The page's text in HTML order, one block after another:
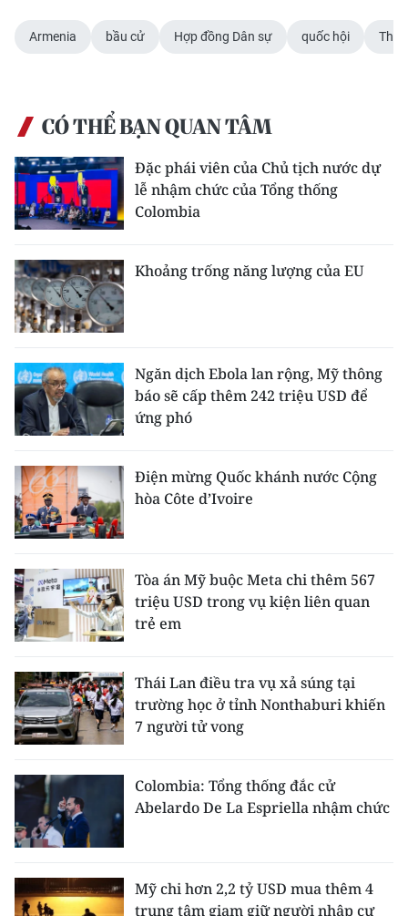
CHUYÊN ĐỀ
CÁC CHUYÊN TRANG
THỜI NAY
NHÂN DÂN CUỐI TUẦN
NHÂN DÂN HẰNG THÁNG
MUA BÁO
ENGLISH
FRANÇAIS
ESPAÑOL
한국어
Armenia bầu cử Hợp đồng Dân sự quốc hội Thủ
CÓ THỂ BẠN QUAN TÂM
Đặc phái viên của Chủ tịch nước dự
lễ nhậm chức của Tổng thống
Colombia
Khoảng trống năng lượng của EU
Ngăn dịch Ebola lan rộng, Mỹ thông
báo sẽ cấp thêm 242 triệu USD để
ứng phó
Điện mừng Quốc khánh nước Cộng
hòa Côte d’Ivoire
Tòa án Mỹ buộc Meta chi thêm 567
triệu USD trong vụ kiện liên quan
trẻ em
Thái Lan điều tra vụ xả súng tại
trường học ở tỉnh Nonthaburi khiến
7 người tử vong
Colombia: Tổng thống đắc cử
Abelardo De La Espriella nhậm chức
Mỹ chi hơn 2,2 tỷ USD mua thêm 4
trung tâm giam giữ người nhập cư